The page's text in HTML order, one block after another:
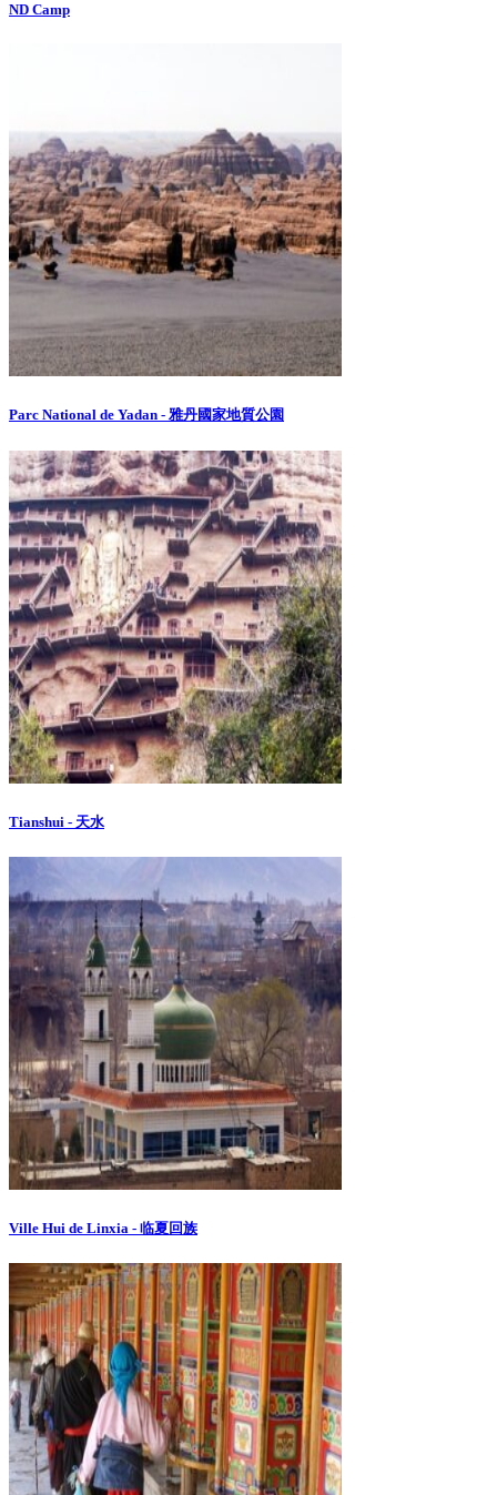
ND Camp
Parc National de Yadan - 雅丹國家地質公園
Tianshui - 天水
Ville Hui de Linxia - 临夏回族